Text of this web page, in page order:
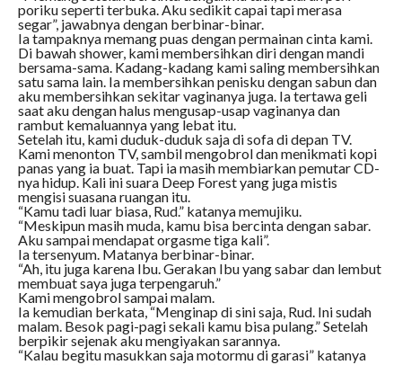
poriku seperti terbuka. Aku sedikit capai tapi merasa
segar”, jawabnya dengan berbinar-binar.
Ia tampaknya memang puas dengan permainan cinta kami.
Di bawah shower, kami membersihkan diri dengan mandi
bersama-sama. Kadang-kadang kami saling membersihkan
satu sama lain. Ia membersihkan penisku dengan sabun dan
aku membersihkan sekitar vaginanya juga. Ia tertawa geli
saat aku dengan halus mengusap-usap vaginanya dan
rambut kemaluannya yang lebat itu.
Setelah itu, kami duduk-duduk saja di sofa di depan TV.
Kami menonton TV, sambil mengobrol dan menikmati kopi
panas yang ia buat. Tapi ia masih membiarkan pemutar CD-
nya hidup. Kali ini suara Deep Forest yang juga mistis
mengisi suasana ruangan itu.
“Kamu tadi luar biasa, Rud.” katanya memujiku.
“Meskipun masih muda, kamu bisa bercinta dengan sabar.
Aku sampai mendapat orgasme tiga kali”.
Ia tersenyum. Matanya berbinar-binar.
“Ah, itu juga karena Ibu. Gerakan Ibu yang sabar dan lembut
membuat saya juga terpengaruh.”
Kami mengobrol sampai malam.
Ia kemudian berkata, “Menginap di sini saja, Rud. Ini sudah
malam. Besok pagi-pagi sekali kamu bisa pulang.” Setelah
berpikir sejenak aku mengiyakan sarannya.
“Kalau begitu masukkan saja motormu di garasi” katanya